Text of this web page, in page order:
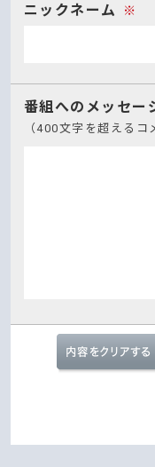
ニックネーム ※
番組へのメッセー
（400文字を超えるコ